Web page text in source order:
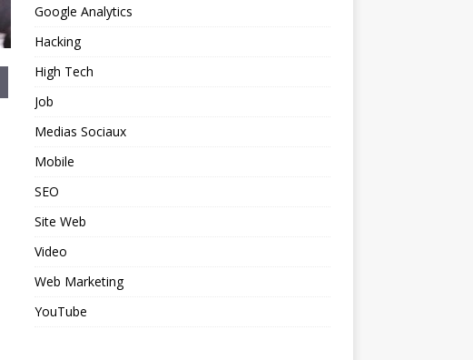
Google Analytics
Hacking
High Tech
Job
Medias Sociaux
Mobile
SEO
Site Web
Video
Web Marketing
YouTube